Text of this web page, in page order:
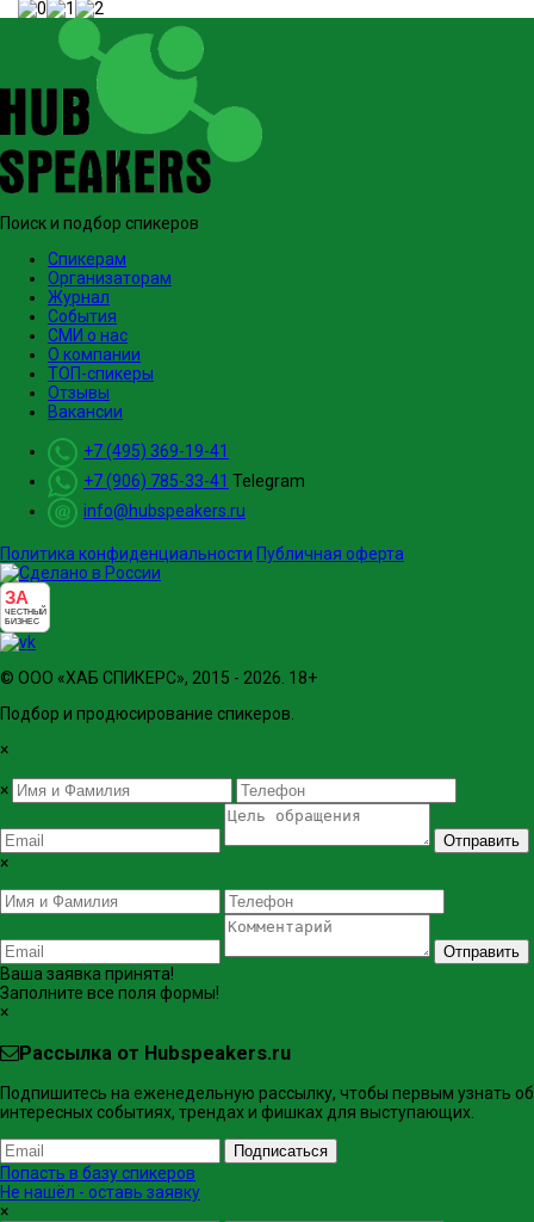
Поиск и подбор спикеров
Спикерам
Организаторам
Журнал
События
СМИ о нас
О компании
ТОП-спикеры
Отзывы
Вакансии
+7 (495) 369-19-41
+7 (906) 785-33-41 Telegram
info@hubspeakers.ru
Политика конфиденциальности Публичная оферта
ЗА
ЧЕСТНЫЙ
БИЗНЕС
© ООО «ХАБ СПИКЕРС», 2015 - 2026. 18+
Подбор и продюсирование спикеров.
×
×
Отправить
×
Отправить
Ваша заявка принята!
Заполните все поля формы!
×
Рассылка от Hubspeakers.ru
Подпишитесь на еженедельную рассылку, чтобы первым узнать об
интересных событиях, трендах и фишках ​для выступающих.
Подписаться
Попасть в базу спикеров
Не нашёл - оставь заявку
×